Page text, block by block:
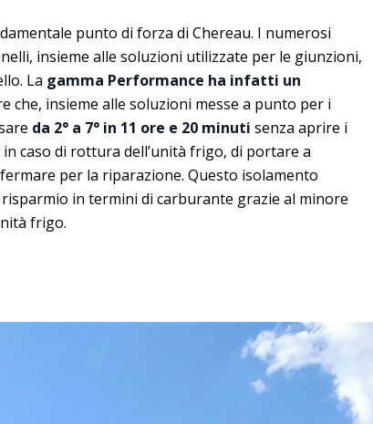
punto di forza di Chereau. I numerosi
insieme alle soluzioni utilizzate per le giunzioni,
La gamma Performance ha infatti un
che, insieme alle soluzioni messe a punto per i
da 2° a 7° in 11 ore e 20 minuti senza aprire i
caso di rottura dell’unità frigo, di portare a
per la riparazione. Questo isolamento
in termini di carburante grazie al minore
frigo.